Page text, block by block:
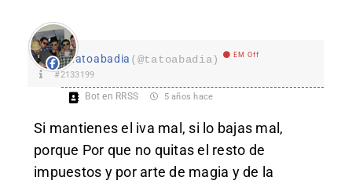
tatoabadia (@tatoabadia) EM Off
#2133199
Bot en RRSS 5 años hace
Si mantienes el iva mal, si lo bajas mal,
porque Por que no quitas el resto de
impuestos y por arte de magia y de la